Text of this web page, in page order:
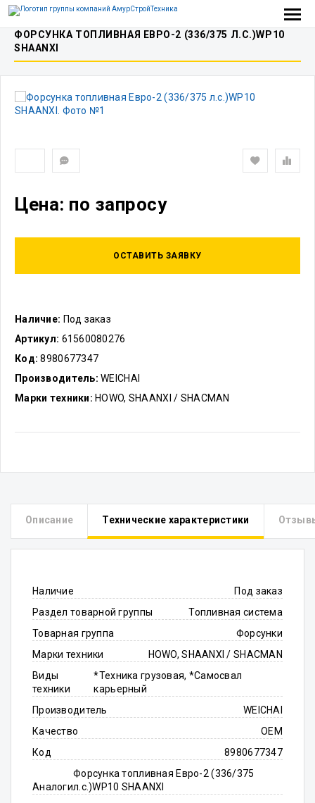
ФОРСУНКА ТОПЛИВНАЯ ЕВРО-2 (336/375 Л.С.)WP10
SHAANXI
Наличие: Под заказ
Артикул: 61560080276
Код: 8980677347
Производитель: WEICHAI
Марки техники: HOWO, SHAANXI / SHACMAN
Цена: по запросу
ОСТАВИТЬ ЗАЯВКУ
Описание Технические характеристики
Наличие
Под заказ
Раздел товарной группы
Топливная система
Товарная группа
Форсунки
Марки техники
HOWO, SHAANXI / SHACMAN
Виды
техники
*Техника грузовая, *Самосвал
карьерный
Производитель
WEICHAI
Качество
OEM
Код
8980677347
Аналоги
Форсунка топливная Евро-2 (336/375
л.с.)WP10 SHAANXI